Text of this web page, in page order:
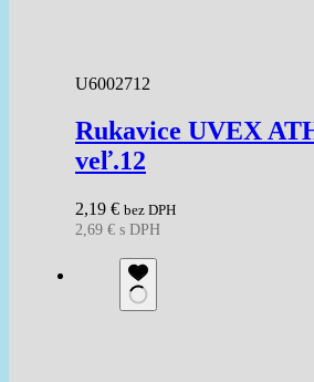
U6002712
Rukavice UVEX
veľ.12
2,19 € bez DPH
2,69 € s DPH